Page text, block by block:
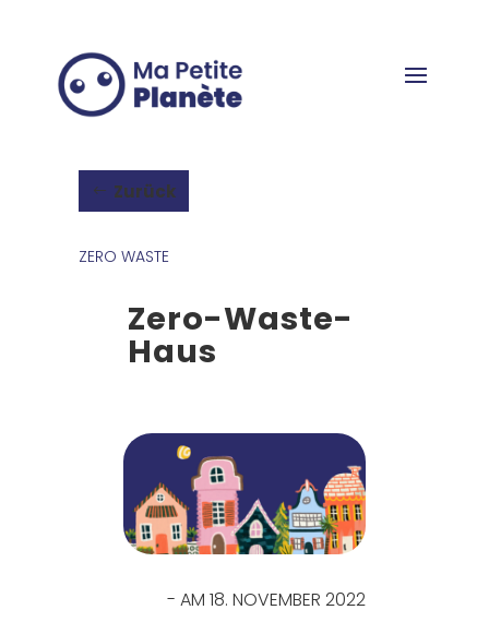
Zurück
ZERO WASTE
Zero-Waste-
Haus
- AM 18. NOVEMBER 2022